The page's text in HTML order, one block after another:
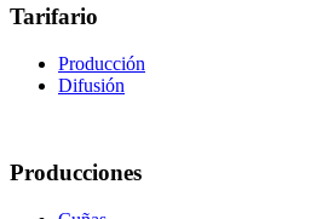
Tarifario
Producción
Difusión
Producciones